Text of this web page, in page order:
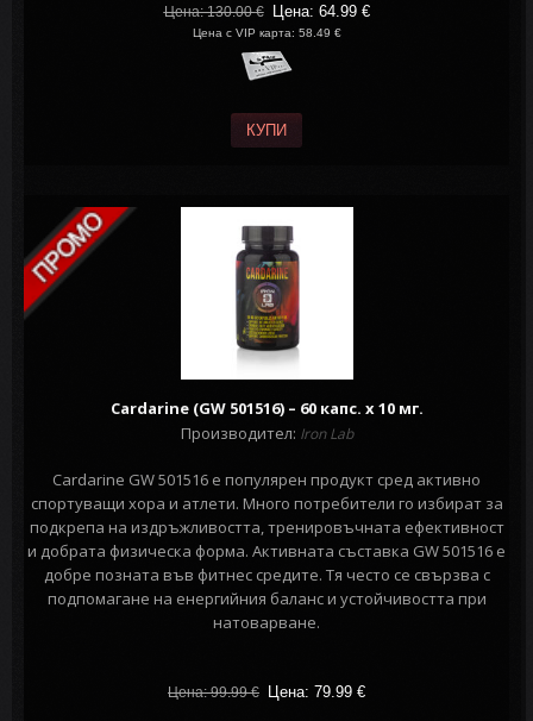
Цена: 130.00€ Цена: 64.99 €
Цена с VIP карта: 58.49 €
КУПИ
Cardarine (GW 501516) – 60 капс. х 10 мг.
Производител: Iron Lab
Cardarine GW 501516 е популярен продукт сред активно
спортуващи хора и атлети. Много потребители го избират за
подкрепа на издръжливостта, тренировъчната ефективност
и добрата физическа форма. Активната съставка GW 501516 е
добре позната във фитнес средите. Тя често се свързва с
подпомагане на енергийния баланс и устойчивостта при
натоварване.
Цена: 99.99€ Цена: 79.99 €